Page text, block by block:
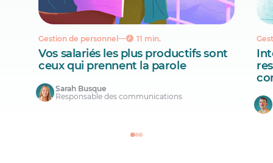
Gestion de personnel 11 min.
Vos salariés les plus productifs sont
ceux qui prennent la parole
Sarah Busque
Responsable des communications